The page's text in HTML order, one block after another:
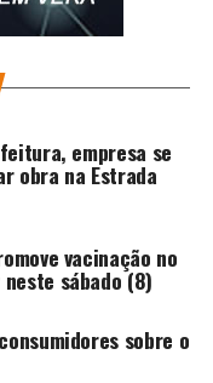
empresa se
obra na Estrada
vacinação no
sábado (8)
sobre o